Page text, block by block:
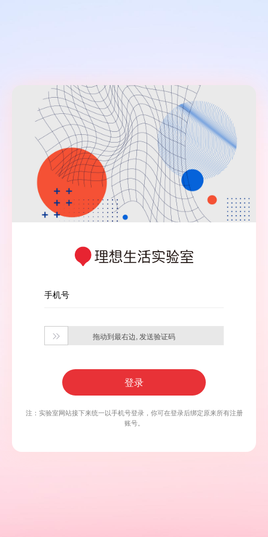
手机号
 拖动到最右边, 发送验证码
登录
注：实验室网站接下来统一以手机号登录，你可在登录后绑定原来所有注册
账号。